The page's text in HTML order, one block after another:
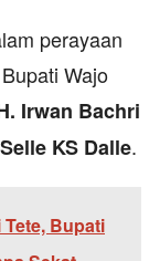
perayaan
Wajo
Irwan Bachri
KS Dalle.
Bupati